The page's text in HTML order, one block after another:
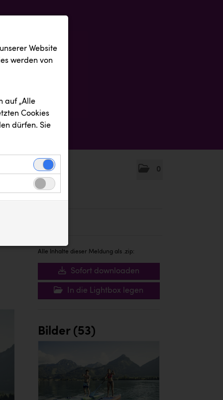
0
Alle Inhalte dieser Meldung als .zip:
Sofort downloaden
In die Lightbox legen
Bilder (53)
Website
werden von
auf „Alle
Cookies
dürfen. Sie
Website